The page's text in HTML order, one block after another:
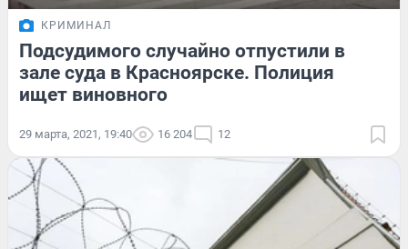
КРИМИНАЛ
Подсудимого случайно отпустили в
зале суда в Красноярске. Полиция
ищет виновного
29 марта, 2021, 19:40 16 204 12